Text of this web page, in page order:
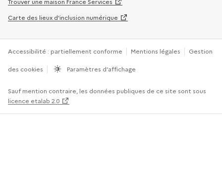
Trouver une maison France Services
Carte des lieux d’inclusion numérique
Accessibilité : partiellement conforme Mentions légales Gestion
des cookies Paramètres d’affichage
Sauf mention contraire, les données publiques de ce site sont sous
licence etalab 2.0